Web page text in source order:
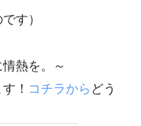
す）
熱を。～
！ コチラから どう